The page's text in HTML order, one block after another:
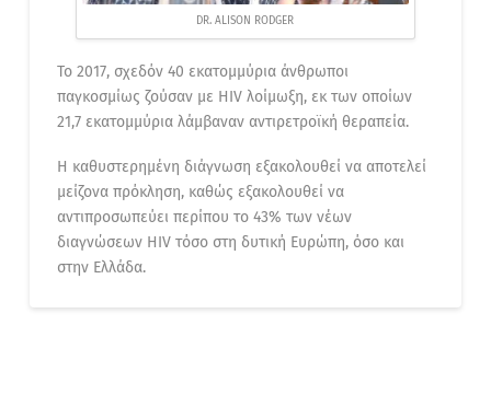
DR. ALISON RODGER
Το 2017, σχεδόν 40 εκατομμύρια άνθρωποι
παγκοσμίως ζούσαν με HIV λοίμωξη, εκ των οποίων
21,7 εκατομμύρια λάμβαναν αντιρετροϊκή θεραπεία.
Η καθυστερημένη διάγνωση εξακολουθεί να αποτελεί
μείζονα πρόκληση, καθώς εξακολουθεί να
αντιπροσωπεύει περίπου το 43% των νέων
διαγνώσεων HIV τόσο στη δυτική Ευρώπη, όσο και
στην Ελλάδα.